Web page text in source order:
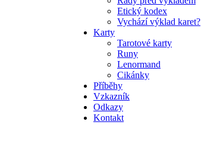
Etický kodex
Vychází výklad karet?
Karty
Tarotové karty
Runy
Lenormand
Cikánky
Příběhy
Vzkazník
Odkazy
Kontakt